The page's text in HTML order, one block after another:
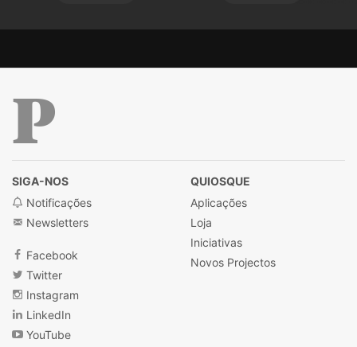
SIGA-NOS
Notificações
Newsletters
Facebook
Twitter
Instagram
LinkedIn
YouTube
QUIOSQUE
Aplicações
Loja
Iniciativas
Novos Projectos